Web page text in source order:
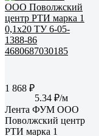
1 868 ₽
5.34 ₽/м
Лента ФУМ ООО
Поволжский центр
РТИ марка 1